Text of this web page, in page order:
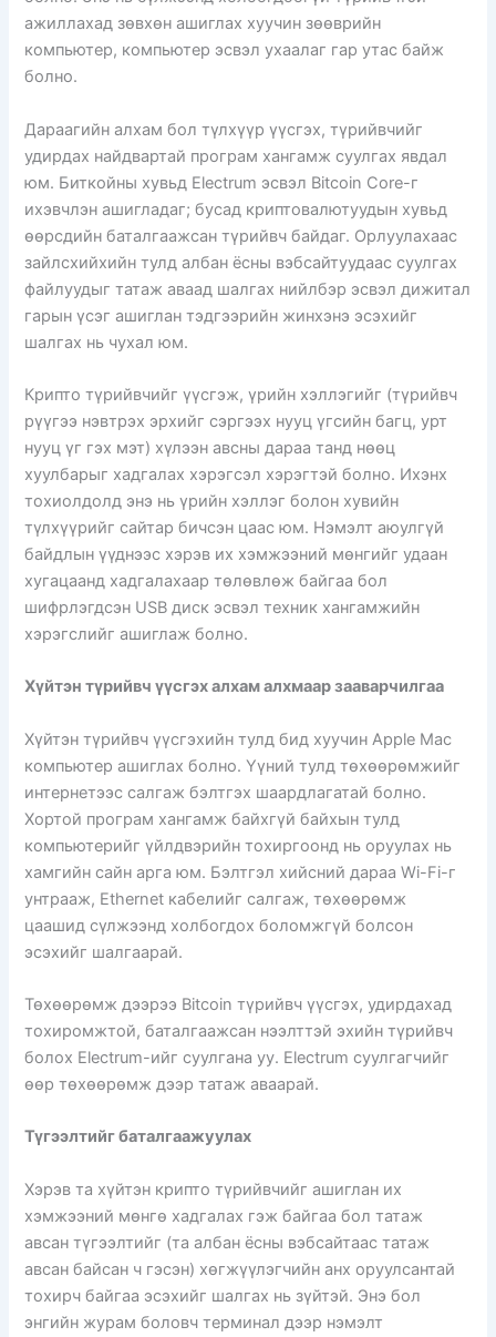
ажиллахад зөвхөн ашиглах хуучин зөөврийн
компьютер, компьютер эсвэл ухаалаг гар утас байж
болно.
Дараагийн алхам бол түлхүүр үүсгэх, түрийвчийг
удирдах найдвартай програм хангамж суулгах явдал
юм. Биткойны хувьд Electrum эсвэл Bitcoin Core-г
ихэвчлэн ашигладаг; бусад криптовалютуудын хувьд
өөрсдийн баталгаажсан түрийвч байдаг. Орлуулахаас
зайлсхийхийн тулд албан ёсны вэбсайтуудаас суулгах
файлуудыг татаж аваад шалгах нийлбэр эсвэл дижитал
гарын үсэг ашиглан тэдгээрийн жинхэнэ эсэхийг
шалгах нь чухал юм.
Крипто түрийвчийг үүсгэж, үрийн хэллэгийг (түрийвч
рүүгээ нэвтрэх эрхийг сэргээх нууц үгсийн багц, урт
нууц үг гэх мэт) хүлээн авсны дараа танд нөөц
хуулбарыг хадгалах хэрэгсэл хэрэгтэй болно. Ихэнх
тохиолдолд энэ нь үрийн хэллэг болон хувийн
түлхүүрийг сайтар бичсэн цаас юм. Нэмэлт аюулгүй
байдлын үүднээс хэрэв их хэмжээний мөнгийг удаан
хугацаанд хадгалахаар төлөвлөж байгаа бол
шифрлэгдсэн USB диск эсвэл техник хангамжийн
хэрэгслийг ашиглаж болно.
Хүйтэн түрийвч үүсгэх алхам алхмаар зааварчилгаа
Хүйтэн түрийвч үүсгэхийн тулд бид хуучин Apple Mac
компьютер ашиглах болно. Үүний тулд төхөөрөмжийг
интернетээс салгаж бэлтгэх шаардлагатай болно.
Хортой програм хангамж байхгүй байхын тулд
компьютерийг үйлдвэрийн тохиргоонд нь оруулах нь
хамгийн сайн арга юм. Бэлтгэл хийсний дараа Wi-Fi-г
унтрааж, Ethernet кабелийг салгаж, төхөөрөмж
цаашид сүлжээнд холбогдох боломжгүй болсон
эсэхийг шалгаарай.
Төхөөрөмж дээрээ Bitcoin түрийвч үүсгэх, удирдахад
тохиромжтой, баталгаажсан нээлттэй эхийн түрийвч
болох Electrum-ийг суулгана уу. Electrum суулгагчийг
өөр төхөөрөмж дээр татаж аваарай.
Түгээлтийг баталгаажуулах
Хэрэв та хүйтэн крипто түрийвчийг ашиглан их
хэмжээний мөнгө хадгалах гэж байгаа бол татаж
авсан түгээлтийг (та албан ёсны вэбсайтаас татаж
авсан байсан ч гэсэн) хөгжүүлэгчийн анх оруулсантай
тохирч байгаа эсэхийг шалгах нь зүйтэй. Энэ бол
энгийн журам боловч терминал дээр нэмэлт